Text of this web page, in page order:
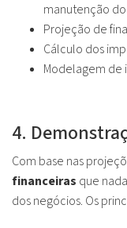
manutenção
Projeção de
Cálculo dos
Modelagem de
4.
Com base nas
financeiras que
dos negócios. Os